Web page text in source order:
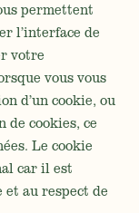
permettent
l’interface de
votre
vous vous
d’un cookie, ou
de cookies, ce
Le cookie
car il est
et au respect de